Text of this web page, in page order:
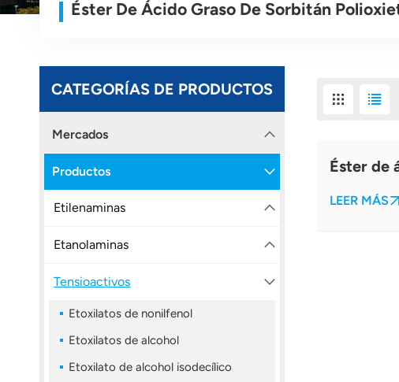
Éster De Ácido Graso De Sorbitán
CATEGORÍAS DE PRODUCTOS
Mercados
Productos
Etilenaminas
Etanolaminas
Tensioactivos
Etoxilatos de nonilfenol
Etoxilatos de alcohol
Etoxilato de alcohol isodecílico
Éster de
LEER MÁS